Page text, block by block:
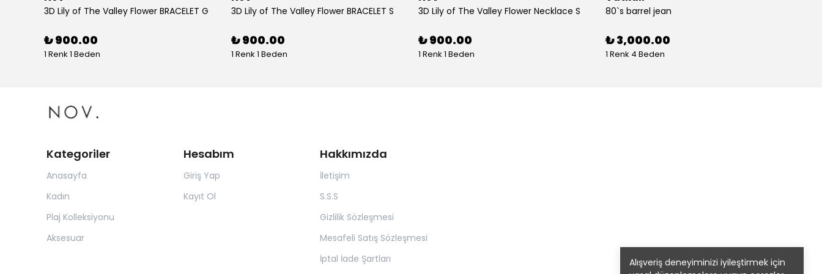
Alışveriş deneyiminizi iyileştirmek için
3D Lily of The Valley Flower BRACELET G
₺ 900.00
1 Renk 1 Beden
3D Lily of The Valley Flower BRACELET S
₺ 900.00
1 Renk 1 Beden
3D Lily of The Valley Flower Necklace S
₺ 900.00
1 Renk 1 Beden
80`s barrel jean
₺ 3,000.00
1 Renk 4 Beden
Kategoriler
Anasayfa
Kadın
Plaj Kolleksiyonu
Aksesuar
Hesabım
Giriş Yap
Kayıt Ol
Hakkımızda
İletişim
S.S.S
Gizlilik Sözleşmesi
Mesafeli Satış Sözleşmesi
İptal İade Şartları